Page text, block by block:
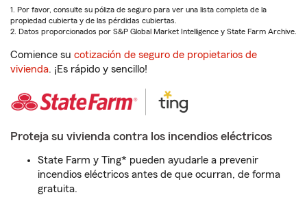
1. Por favor, consulte su póliza de seguro para ver una lista completa de la
propiedad cubierta y de las pérdidas cubiertas.
2. Datos proporcionados por S&P Global Market Intelligence y State Farm Archive.
Comience su cotización de seguro de propietarios de
vivienda. ¡Es rápido y sencillo!
Proteja su vivienda contra los incendios eléctricos
State Farm y Ting* pueden ayudarle a prevenir
incendios eléctricos antes de que ocurran, de forma
gratuita.